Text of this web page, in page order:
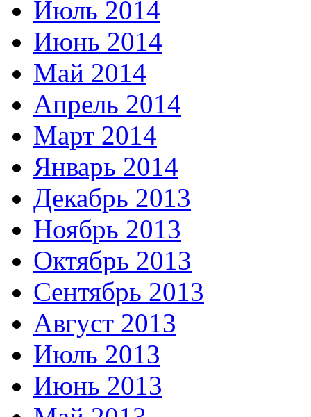
Июль 2014
Июнь 2014
Май 2014
Апрель 2014
Март 2014
Январь 2014
Декабрь 2013
Ноябрь 2013
Октябрь 2013
Сентябрь 2013
Август 2013
Июль 2013
Июнь 2013